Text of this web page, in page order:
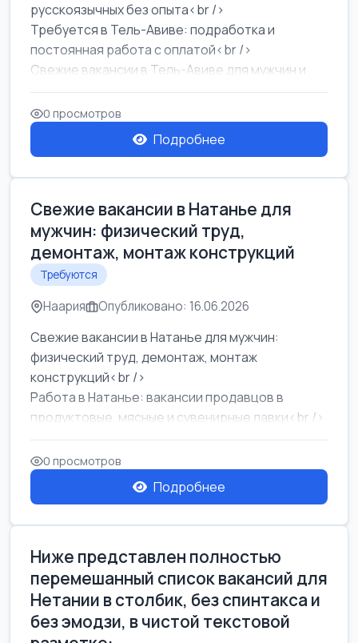
русскоязычных без опыта<br />
Требуется в Тель-Авиве: подработка и
постоянная работа с оплатой<br />
Свежие вакансии в Тель-Авиве для мужчин и
женщин от хозя...
0 просмотров
Подробнее
Свежие вакансии в Натанье для
мужчин: физический труд,
демонтаж, монтаж конструкций
Требуются
Наария Опубликовано: 16.06.2026
Свежие вакансии в Натанье для мужчин:
физический труд, демонтаж, монтаж
конструкций<br />
Работа в Натанье: вакансии продавцов в
продуктовые, мясные и сувенирные лавки<br />
Разнорабочий на сборку м...
0 просмотров
Подробнее
Ниже представлен полностью
перемешанный список вакансий для
Нетании в столбик, без спинтакса и
без эмодзи, в чистой текстовой